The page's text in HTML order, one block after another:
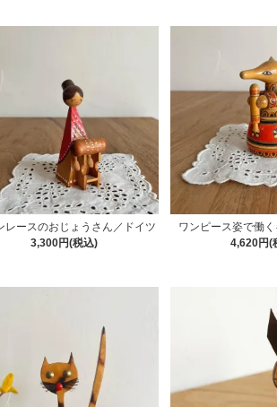
レースのおじょうさん／ドイツ
3,300円(税込)
ワンピース姿で働
4,620円(